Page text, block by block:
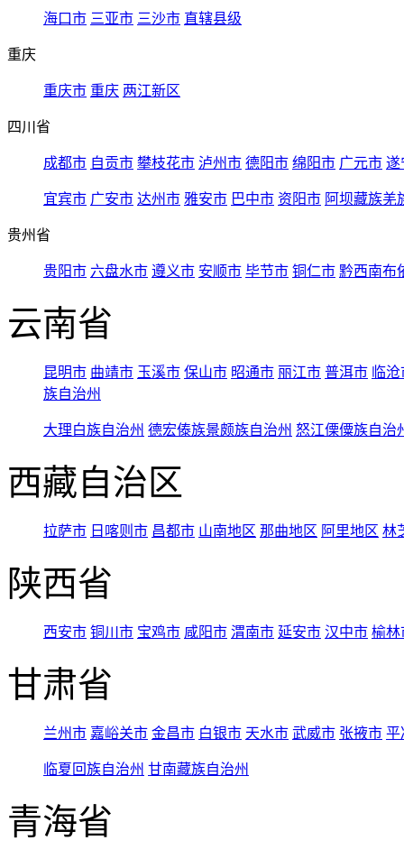
海口市 三亚市 三沙市 直辖县级
重庆
重庆市 重庆 两江新区
四川省
成都市 自贡市 攀枝花市 泸州市 德阳市 绵阳市 广元市 遂
宜宾市 广安市 达州市 雅安市 巴中市 资阳市 阿坝藏族羌
贵州省
贵阳市 六盘水市 遵义市 安顺市 毕节市 铜仁市 黔西南布
云南省
昆明市 曲靖市 玉溪市 保山市 昭通市 丽江市 普洱市 临
族自治州
大理白族自治州 德宏傣族景颇族自治州 怒江傈僳族自治
西藏自治区
拉萨市 日喀则市 昌都市 山南地区 那曲地区 阿里地区 林
陕西省
西安市 铜川市 宝鸡市 咸阳市 渭南市 延安市 汉中市 榆林
甘肃省
兰州市 嘉峪关市 金昌市 白银市 天水市 武威市 张掖市 平
临夏回族自治州 甘南藏族自治州
青海省